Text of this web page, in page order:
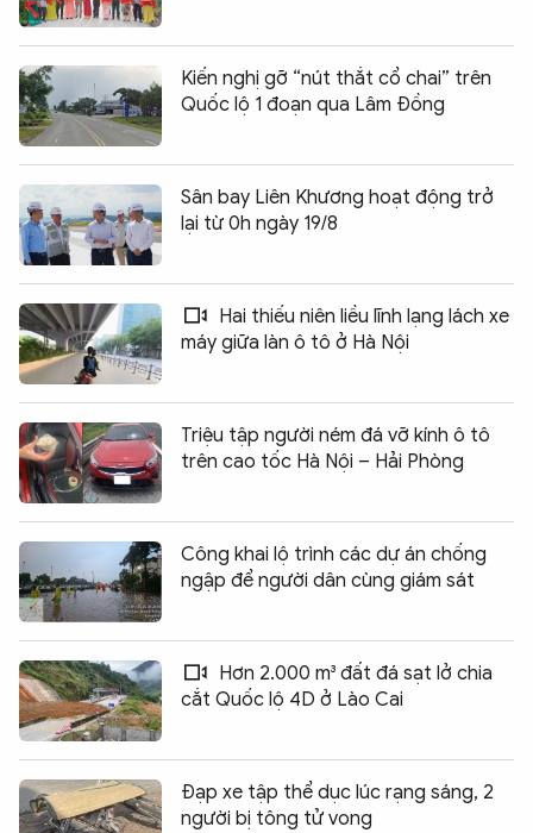
Kiến nghị gỡ “nút thắt cổ chai” trên
Quốc lộ 1 đoạn qua Lâm Đồng
Sân bay Liên Khương hoạt động trở
lại từ 0h ngày 19/8
Hai thiếu niên liều lĩnh lạng lách xe
máy giữa làn ô tô ở Hà Nội
Triệu tập người ném đá vỡ kính ô tô
trên cao tốc Hà Nội – Hải Phòng
Công khai lộ trình các dự án chống
ngập để người dân cùng giám sát
Hơn 2.000 m³ đất đá sạt lở chia
cắt Quốc lộ 4D ở Lào Cai
Đạp xe tập thể dục lúc rạng sáng, 2
người bị tông tử vong